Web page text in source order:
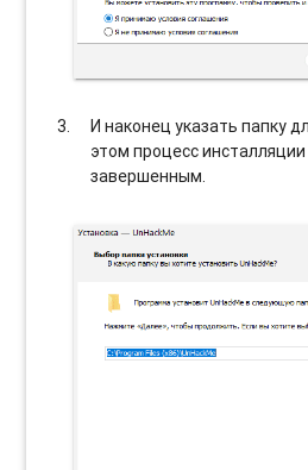
И наконец указать папку
этом процесс
завершенным.